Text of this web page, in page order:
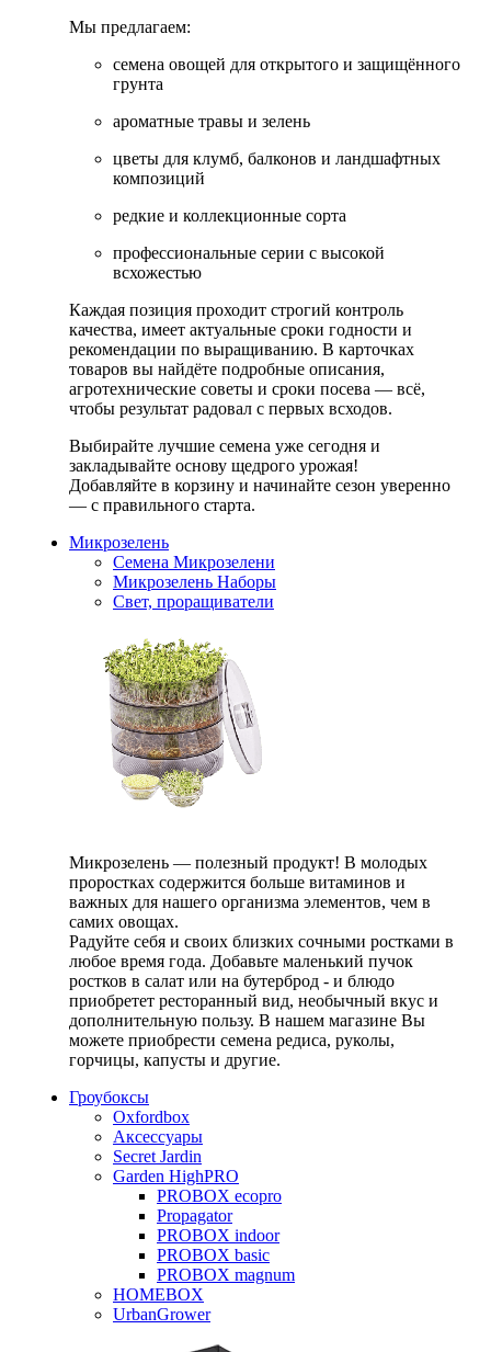
Мы предлагаем:
семена овощей для открытого и защищённого
грунта
ароматные травы и зелень
цветы для клумб, балконов и ландшафтных
композиций
редкие и коллекционные сорта
профессиональные серии с высокой
всхожестью
Каждая позиция проходит строгий контроль
качества, имеет актуальные сроки годности и
рекомендации по выращиванию. В карточках
товаров вы найдёте подробные описания,
агротехнические советы и сроки посева — всё,
чтобы результат радовал с первых всходов.
Выбирайте лучшие семена уже сегодня и
закладывайте основу щедрого урожая!
Добавляйте в корзину и начинайте сезон уверенно
— с правильного старта.
Микрозелень
Семена Микрозелени
Микрозелень Наборы
Свет, проращиватели
Микрозелень — полезный продукт! В молодых
проростках содержится больше витаминов и
важных для нашего организма элементов, чем в
самих овощах.
Радуйте себя и своих близких сочными ростками в
любое время года. Добавьте маленький пучок
ростков в салат или на бутерброд - и блюдо
приобретет ресторанный вид, необычный вкус и
дополнительную пользу. В нашем магазине Вы
можете приобрести семена редиса, руколы,
горчицы, капусты и другие.
Гроубоксы
Oxfordbox
Аксессуары
Secret Jardin
Garden HighPRO
PROBOX ecopro
Propagator
PROBOX indoor
PROBOX basic
PROBOX magnum
HOMEBOX
UrbanGrower